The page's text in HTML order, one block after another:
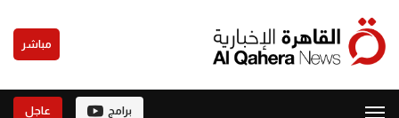
مباشر
برامج عاجل